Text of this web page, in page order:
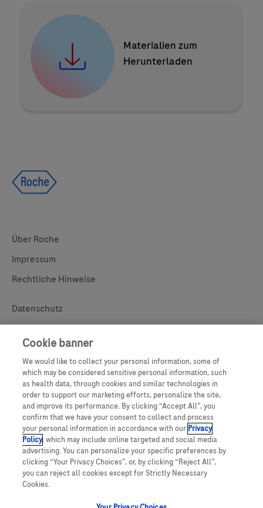
Materialien zum
Herunterladen
Global Websites
Über Roche
Impressum
Rechtliche Hinweise
Useful Links
Datenschutz
Your Privacy Choices
Copyright
Legal
Sitemap
Kontakt
Diese Website enthält Produktinformationen, die für viele verschiedene
Zielgruppen bestimmt sind, und kann Produktdetails oder -informationen
enthalten, die in Ihrem Land sonst nicht verfügbar oder gültig sind. Bitte
beachten Sie, dass Roche keine Verantwortung für den Zugang zu solchen
gültigen gesetzlichen Vorgehensweisen, Regelungen, Registrierungen
Cookie banner
We would like to collect your personal information, some of
which may be considered sensitive personal information, such
as health data, through cookies and similar technologies in
order to support our marketing efforts, personalize the site,
and improve its performance. By clicking “Accept All”, you
confirm that we have your consent to collect and process
your personal information in accordance with our Privacy
Policy, which may include online targeted and social media
advertising. You can personalize your specific preferences by
clicking “Your Privacy Choices”, or, by clicking “Reject All”,
you can reject all cookies except for Strictly Necessary
Cookies.